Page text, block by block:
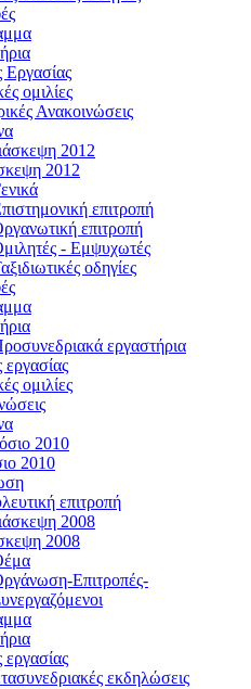
ομιλίες
Ανακοινώσεις
2012
2012
επιτροπή
επιτροπή
- Εμψυχωτές
οδηγίες
εργαστήρια
ομιλίες
2010
2010
επιτροπή
2008
2008
Επιτροπές-
εκδηλώσεις